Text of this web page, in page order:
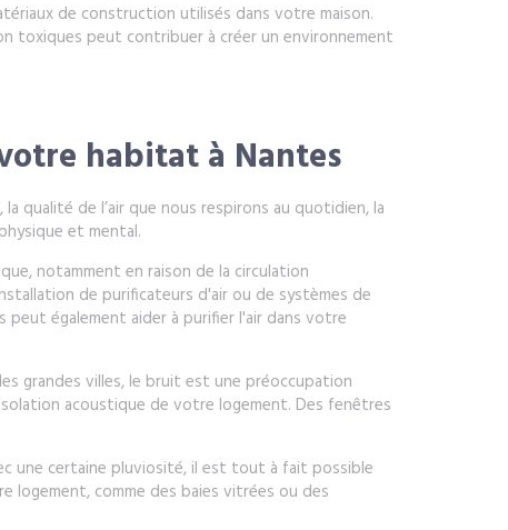
de construction utilisés dans votre maison.
toxiques peut contribuer à créer un environnement
habitat à Nantes
qualité de l’air que nous respirons au quotidien, la
et mental.
notamment en raison de la circulation
de purificateurs d'air ou de systèmes de
également aider à purifier l'air dans votre
grandes villes, le bruit est une préoccupation
acoustique de votre logement. Des fenêtres
une certaine pluviosité, il est tout à fait possible
logement, comme des baies vitrées ou des